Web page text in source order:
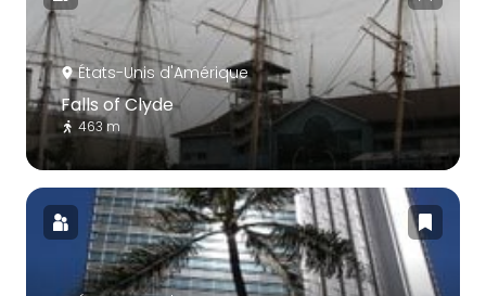
États-Unis d'Amérique
Falls of Clyde
463 m